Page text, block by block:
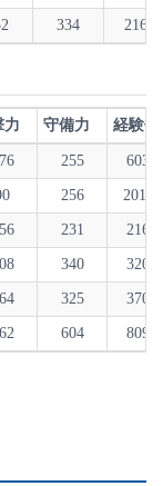
334 2166
力 守備力 経験値
255 6030
256 20100
231 2160
340 3208
325 3708
604 8092